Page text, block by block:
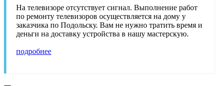
На телевизоре отсутствует сигнал. Выполнение работ
по ремонту телевизоров осуществляется на дому у
заказчика по Подольску. Вам не нужно тратить время и
деньги на доставку устройства в нашу мастерскую.
подробнее